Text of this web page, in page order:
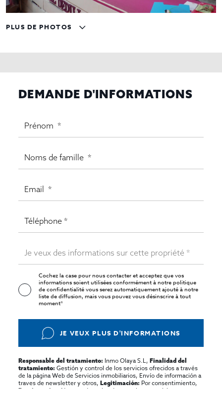
PLUS DE PHOTOS
DEMANDE D'INFORMATIONS
Cochez la case pour nous contacter et acceptez que vos
informations soient utilisées conformément à notrepolitique
de confidentialitévous serez automatiquement ajouté à notre
liste de diffusion, mais vous pouvez vous désinscrire à tout
moment*
JE VEUX PLUS D'INFORMATIONS
Responsable del tratamiento: Inmo Olaya S.L,Finalidad del
tratamiento: Gestión y control de los servicios ofrecidos a través
de la página Web de Servicios inmobiliarios, Envío de información a
traves de newsletter y otros,Legitimación: Por consentimiento,
Destinatarios:
No se cederan los datos, salvo para elaborar